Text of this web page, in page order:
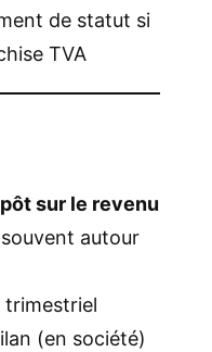
de statut si
TVA
sur le revenu
autour
trimestriel
(en société)